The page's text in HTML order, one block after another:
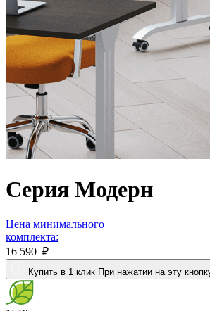
Серия Модерн
Цена минимального
комплекта:
16 590 ₽
Купить в 1 клик